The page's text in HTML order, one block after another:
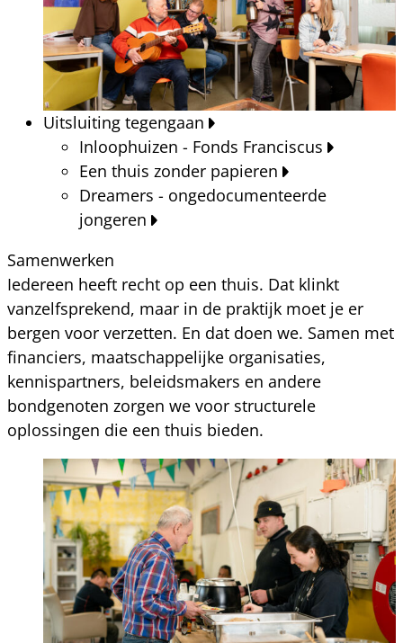
Uitsluiting tegengaan
Inloophuizen - Fonds Franciscus
Een thuis zonder papieren
Dreamers - ongedocumenteerde
jongeren
Samenwerken
Iedereen heeft recht op een thuis. Dat klinkt
vanzelfsprekend, maar in de praktijk moet je er
bergen voor verzetten. En dat doen we. Samen met
financiers, maatschappelijke organisaties,
kennispartners, beleidsmakers en andere
bondgenoten zorgen we voor structurele
oplossingen die een thuis bieden.